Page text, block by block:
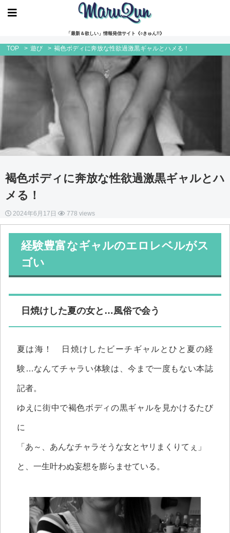
「最新＆欲しい」情報発信サイト《○きゅん!!》
TOP > 遊び > 褐色ボディに奔放な性欲過激黒ギャルとハメる！
褐色ボディに奔放な性欲過激黒ギャルとハ
メる！
2024年6月17日 778 views
経験豊富なギャルのエロレベルがス
ゴい
日焼けした夏の女と…風俗で会う
夏は海！ 日焼けしたビーチギャルとひと夏の経
験…なんてチャラい体験は、今まで一度もない本誌
記者。
ゆえに街中で褐色ボディの黒ギャルを見かけるたび
に
「あ～、あんなチャラそうな女とヤリまくりてぇ」
と、一生叶わぬ妄想を膨らませている。